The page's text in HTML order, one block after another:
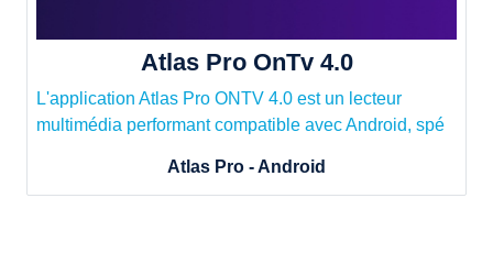
Atlas Pro OnTv 4.0
L'application Atlas Pro ONTV 4.0 est un lecteur
multimédia performant compatible avec Android, spé
Atlas Pro - Android